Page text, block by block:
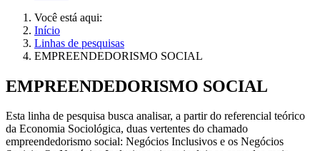
Você está aqui:
Início
Linhas de pesquisas
EMPREENDEDORISMO SOCIAL
EMPREENDEDORISMO SOCIAL
Esta linha de pesquisa busca analisar, a partir do referencial teórico
da Economia Sociológica, duas vertentes do chamado
empreendedorismo social: Negócios Inclusivos e os Negócios